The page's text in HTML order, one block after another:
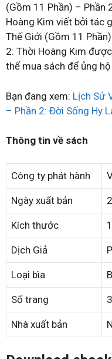
(Gồm 11 Phần) – Phần
Hoàng Kim viết bởi tác
Thế Giới (Gồm 11
2: Thời Hoàng Kim
thể mua sách để ủng
Bạn đang xem: Lịch Sử
– Phần 2: Đời Sống Hy
Thông tin về sách
Công ty phát hành
Ngày xuất bản
Kích thước
Dịch Giả
Loại bìa
Số trang
Nhà xuất bản